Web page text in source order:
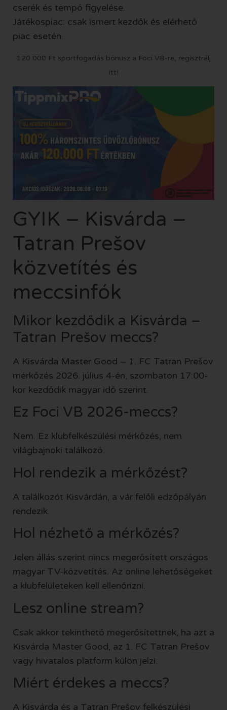
cserék és tempó figyelése.
Játékospiac: csak ismert kezdők és elérhető
piac esetén.
120 000 Ft sportfogadás bónusz a Foci VB-re, regisztrálj
itt!
GYIK – Kisvárda –
Tatran Prešov
közvetítés és
meccsinfók
Mikor kezdődik a Kisvárda –
Tatran Prešov meccs?
A Kisvárda Master Good – 1. FC Tatran Prešov
mérkőzés 2026. július 4-én, szombaton 17:00-
kor kezdődik magyar idő szerint.
Ez Foci VB 2026-meccs?
Nem. Ez klubfelkészülési mérkőzés, nem
világbajnoki találkozó.
Hol rendezik a mérkőzést?
A találkozót Kisvárdán, a vár felőli edzőpályán
rendezik.
Hol nézhető a mérkőzés?
Jelen állás szerint nincs megerősített országos
magyar TV-közvetítés. Az online lehetőségeket
a klubfelületeken kell ellenőrizni.
Lesz online stream?
Csak akkor tekinthető megerősítettnek, ha azt a
Kisvárda Master Good, az 1. FC Tatran Prešov
vagy hivatalos platform külön jelzi.
Miért érdekes a meccs?
A Kisvárda és a Tatran Prešov felkészülési